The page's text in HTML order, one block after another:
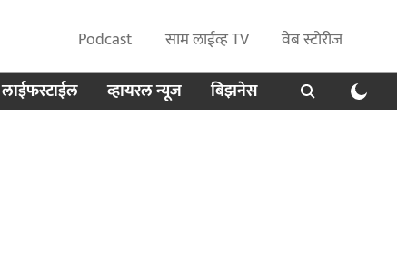
Podcast साम लाईव्ह TV
वेब स्टोरीज
लाईफस्टाईल व्हायरल न्यूज बिझनेस